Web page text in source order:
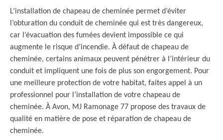
L’installation de chapeau de cheminée permet d’éviter
l’obturation du conduit de cheminée qui est très dangereux,
car l’évacuation des fumées devient impossible ce qui
augmente le risque d’incendie. À défaut de chapeau de
cheminée, certains animaux peuvent pénétrer à l’intérieur du
conduit et impliquent une fois de plus son engorgement. Pour
une meilleure protection de votre habitat, faites appel à un
professionnel pour l’installation de votre chapeau de
cheminée. À Avon, MJ Ramonage 77 propose des travaux de
qualité en matière de pose et réparation de chapeau de
cheminée.